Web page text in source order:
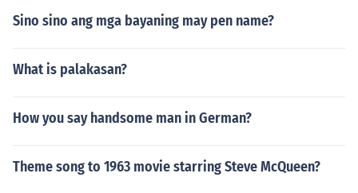
Sino sino ang mga bayaning may pen name?
What is palakasan?
How you say handsome man in German?
Theme song to 1963 movie starring Steve McQueen?